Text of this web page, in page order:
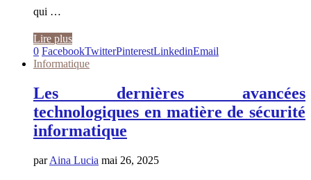
qui …
Lire plus
0 FacebookTwitterPinterestLinkedinEmail
Informatique
Les dernières avancées
technologiques en matière de sécurité
informatique
parAina Lucia mai 26, 2025